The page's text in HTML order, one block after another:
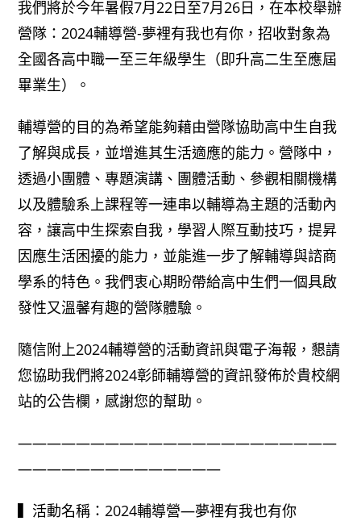
我們將於今年暑假7月22日至7月26日，在本校舉辦
營隊：2024輔導營-夢裡有我也有你，招收對象為
全國各高中職一至三年級學生（即升高二生至應屆
畢業生）。
輔導營的目的為希望能夠藉由營隊協助高中生自我
了解與成長，並增進其生活適應的能力。營隊中，
透過小團體、專題演講、團體活動、參觀相關機構
以及體驗系上課程等一連串以輔導為主題的活動內
容，讓高中生探索自我，學習人際互動技巧，提昇
因應生活困擾的能力，並能進一步了解輔導與諮商
學系的特色。我們衷心期盼帶給高中生們一個具啟
發性又溫馨有趣的營隊體驗。
隨信附上2024輔導營的活動資訊與電子海報，懇請
您協助我們將2024彰師輔導營的資訊發佈於貴校網
站的公告欄，感謝您的幫助。
——————————————————————
——————————————
▍活動名稱：2024輔導營—夢裡有我也有你